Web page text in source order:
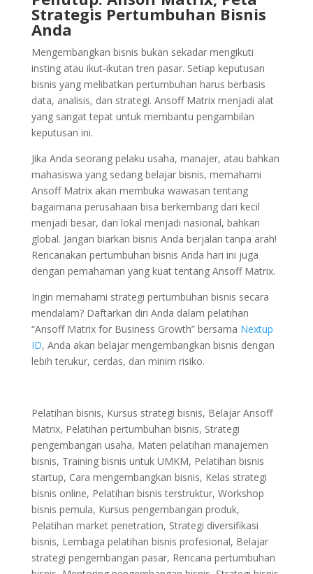
Strategis Pertumbuhan Bisnis
Anda
Mengembangkan bisnis bukan sekadar mengikuti
insting atau ikut-ikutan tren pasar. Setiap keputusan
bisnis yang melibatkan pertumbuhan harus berbasis
data, analisis, dan strategi. Ansoff Matrix menjadi alat
yang sangat tepat untuk membantu pengambilan
keputusan ini.
Jika Anda seorang pelaku usaha, manajer, atau bahkan
mahasiswa yang sedang belajar bisnis, memahami
Ansoff Matrix akan membuka wawasan tentang
bagaimana perusahaan bisa berkembang dari kecil
menjadi besar, dari lokal menjadi nasional, bahkan
global. Jangan biarkan bisnis Anda berjalan tanpa arah!
Rencanakan pertumbuhan bisnis Anda hari ini juga
dengan pemahaman yang kuat tentang Ansoff Matrix.
Ingin memahami strategi pertumbuhan bisnis secara
mendalam? Daftarkan diri Anda dalam pelatihan
“Ansoff Matrix for Business Growth” bersama Nextup
ID, Anda akan belajar mengembangkan bisnis dengan
lebih terukur, cerdas, dan minim risiko.
Pelatihan bisnis, Kursus strategi bisnis, Belajar Ansoff
Matrix, Pelatihan pertumbuhan bisnis, Strategi
pengembangan usaha, Materi pelatihan manajemen
bisnis, Training bisnis untuk UMKM, Pelatihan bisnis
startup, Cara mengembangkan bisnis, Kelas strategi
bisnis online, Pelatihan bisnis terstruktur, Workshop
bisnis pemula, Kursus pengembangan produk,
Pelatihan market penetration, Strategi diversifikasi
bisnis, Lembaga pelatihan bisnis profesional, Belajar
strategi pengembangan pasar, Rencana pertumbuhan